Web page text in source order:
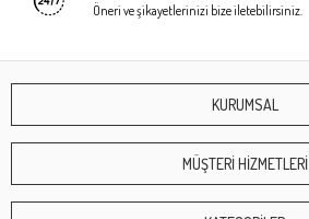
Öneri ve şikayetlerinizi bize iletebilirsiniz.
KURUMSAL
MÜŞTERİ HİZMETLERİ